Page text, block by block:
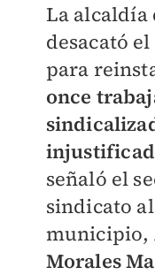
La alcaldía
desacató
para
once
señaló el
sindicato
municipio,
Morales